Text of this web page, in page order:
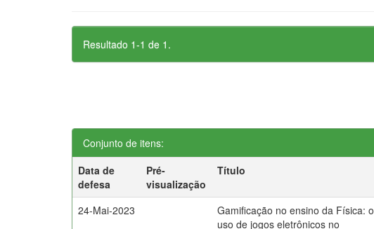
Resultado 1-1 de 1.
Conjunto de itens:
Data de
defesa
Pré-
visualização
Título
24-Mai-2023
Gamificação no ensino da Física: o
uso de jogos eletrônicos no